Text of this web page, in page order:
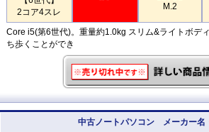
2コア4スレ
M.2
Core i5(第6世代)。重量約1.0kg スリム&ライトボデ
ち歩くことができ
中古ノートパソコン メーカー名